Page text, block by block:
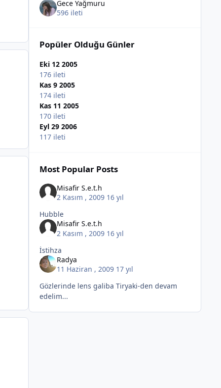
Gece Yağmuru
596 ileti
Popüler Olduğu Günler
Eki 12 2005
176 ileti
Kas 9 2005
174 ileti
Kas 11 2005
170 ileti
Eyl 29 2006
117 ileti
Most Popular Posts
Misafir S.e.t.h
2 Kasım , 2009 16 yıl
Hubble
Misafir S.e.t.h
2 Kasım , 2009 16 yıl
İstihza
Radya
11 Haziran , 2009 17 yıl
Gözlerinde lens galiba Tiryaki-den devam
edelim...